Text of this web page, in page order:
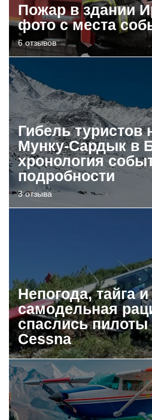
Пожар в здании
фото с места
6 отзывов
Гибель туристов
Мунку-Сардык в
хронология
подробности
3 отзыва
Непогода, тайга и
самодельная
спаслись
Cessna